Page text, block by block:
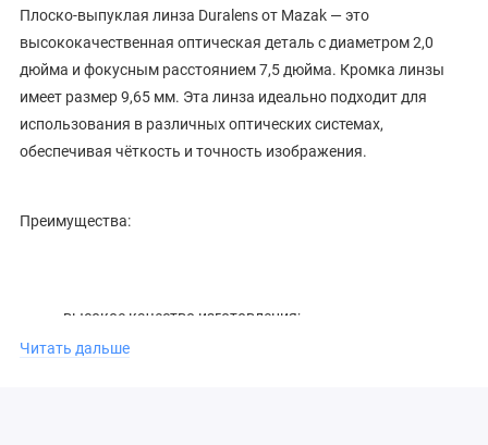
Плоско-выпуклая линза Duralens от Mazak — это
высококачественная оптическая деталь с диаметром 2,0
дюйма и фокусным расстоянием 7,5 дюйма. Кромка линзы
имеет размер 9,65 мм. Эта линза идеально подходит для
использования в различных оптических системах,
обеспечивая чёткость и точность изображения.
Преимущества:
высокое качество изготовления;
Читать дальше